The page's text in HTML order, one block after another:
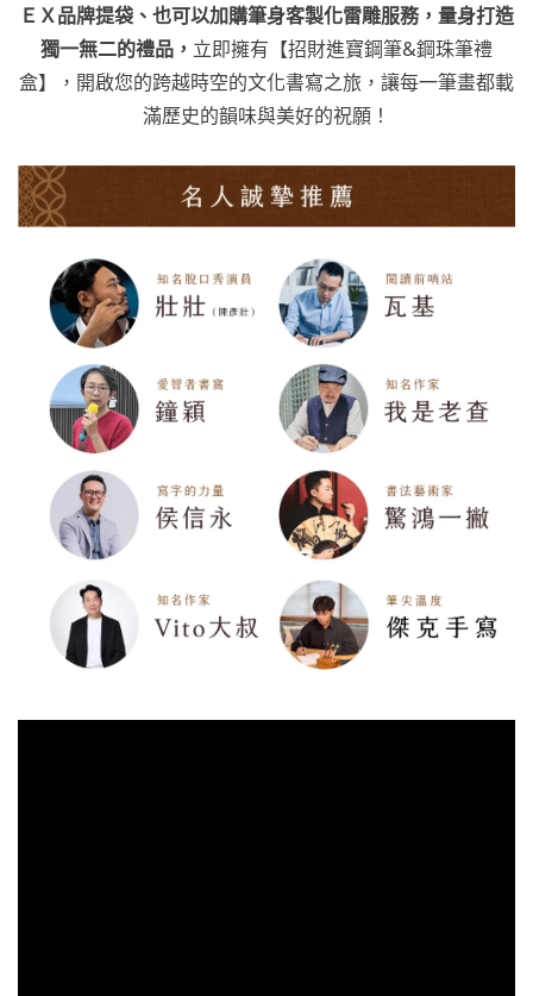
ＥＸ品牌提袋、也可以加購筆身客製化雷雕服務，量身打造
獨一無二的禮品， 立即擁有【招財進寶鋼筆&鋼珠筆禮
盒】， 開啟您的跨越時空的文化書寫之旅，讓每一筆畫都載
滿歷史的韻味與美好的祝願！